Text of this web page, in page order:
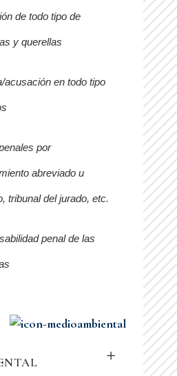
de todo tipo de
y querellas
acusación en todo tipo
por
abreviado u
tribunal del jurado, etc.
penal de las